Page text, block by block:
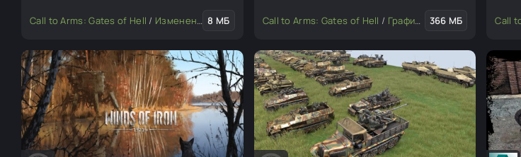
автомобиль сможет двигаться в обоих
Call to Arms: Gates of Hell / Изменение мода или игры 8 МБ
многих текстурах финских транспортных
нарисовать «Хакаристи» на
Call to Arms: Gates of Hell / Графика и текстуры 366 МБ
Не
Call